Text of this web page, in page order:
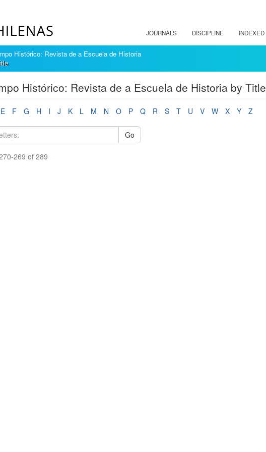
JOURNALS DISCIPLINE INDEXED
Histórico: Revista de a Escuela de Historia
Histórico: Revista de a Escuela de Historia by Title
E F G H I J K L M N O P Q R S T U V W X Y Z
Go
269 of 289